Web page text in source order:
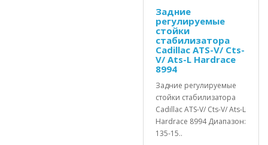
Задние
регулируемые
стойки
стабилизатора
Cadillac ATS-V/ Cts-
V/ Ats-L Hardrace
8994
Задние регулируемые
стойки стабилизатора
Cadillac ATS-V/ Cts-V/ Ats-L
Hardrace 8994 Диапазон:
135-15..